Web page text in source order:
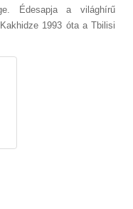
Édesapja a világhírű
1993 óta a Tbilisi